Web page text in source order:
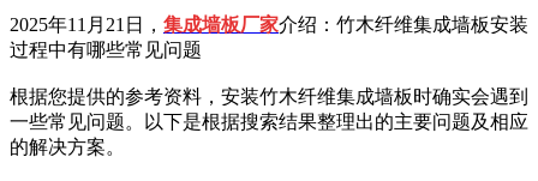
2025年11月21日， 集成墙板厂家介绍：竹木纤维集成墙板安装
过程中有哪些常见问题
根据您提供的参考资料，安装竹木纤维集成墙板时确实会遇到
一些常见问题。以下是根据搜索结果整理出的主要问题及相应
的解决方案。